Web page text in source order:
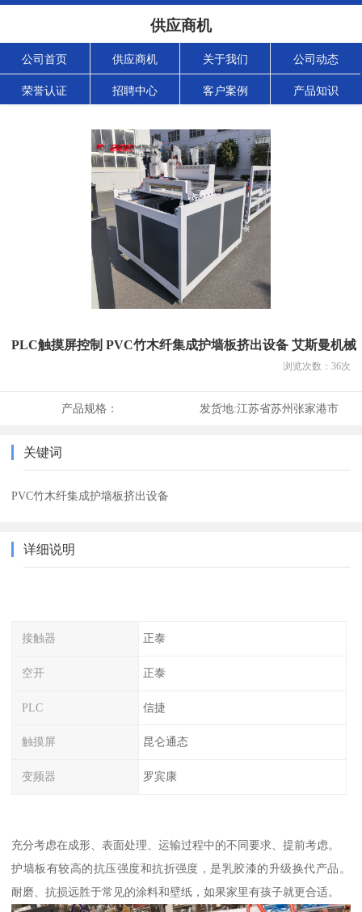
供应商机
公司首页 供应商机 关于我们 公司动态
荣誉认证 招聘中心 客户案例 产品知识
PLC触摸屏控制 PVC竹木纤集成护墙板挤出设备 艾斯曼机械
浏览次数： 36次
产品规格： 发货地:江苏省苏州张家港市
关键词
PVC竹木纤集成护墙板挤出设备
详细说明
接触器 正泰
空开 正泰
PLC 信捷
触摸屏 昆仑通态
变频器 罗宾康
充分考虑在成形、表面处理、运输过程中的不同要求、提前考虑。
护墙板有较高的抗压强度和抗折强度，是乳胶漆的升级换代产品。
耐磨、抗损远胜于常见的涂料和壁纸，如果家里有孩子就更合适。